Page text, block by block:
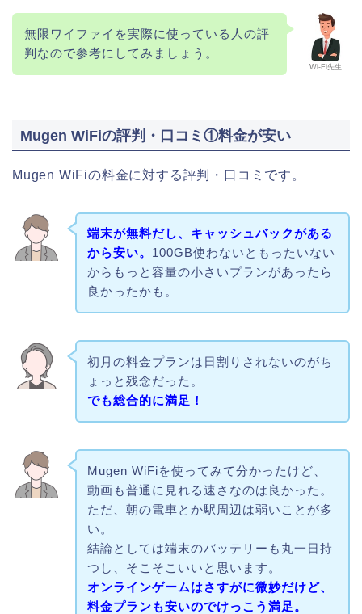
Wi-Fi先生
無限ワイファイを実際に使っている人の評
判なので参考にしてみましょう。
Mugen WiFiの評判・口コミ①料金が安い
Mugen WiFiの料金に対する評判・口コミです。
端末が無料だし、キャッシュバックがある
から安い。 100GB使わないともったいない
からもっと容量の小さいプランがあったら
良かったかも。
初月の料金プランは日割りされないのがち
ょっと残念だった。
でも総合的に満足！
Mugen WiFiを使ってみて分かったけど、
動画も普通に見れる速さなのは良かった。
ただ、朝の電車とか駅周辺は弱いことが多
い。
結論としては端末のバッテリーも丸一日持
つし、そこそこいいと思います。
オンラインゲームはさすがに微妙だけど、
料金プランも安いのでけっこう満足。